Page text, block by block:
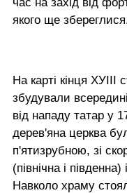
якого ще
На карті кінця
збудували
від нападу татар у
дерев'яна церква
п'ятизрубною, зі
(північна і
Навколо храму